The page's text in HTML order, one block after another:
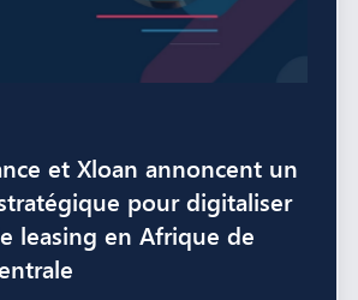
et Xloan annoncent un
pour digitaliser
leasing en Afrique de